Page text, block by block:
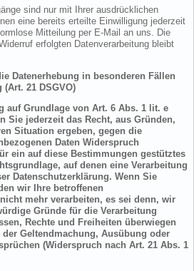
sind nur mit Ihrer ausdrücklichen
eine bereits erteilte Einwilligung jederzeit
Mitteilung per E-Mail an uns. Die
erfolgten Datenverarbeitung bleibt
Datenerhebung in besonderen Fällen
21 DSGVO)
auf Grundlage von Art. 6 Abs. 1 lit. e
Sie jederzeit das Recht, aus Gründen,
Situation ergeben, gegen die
Daten Widerspruch
ein auf diese Bestimmungen gestütztes
auf denen eine Verarbeitung
Datenschutzerklärung. Wenn Sie
wir Ihre betroffenen
mehr verarbeiten, es sei denn, wir
Gründe für die Verarbeitung
Rechte und Freiheiten überwiegen
Geltendmachung, Ausübung oder
(Widerspruch nach Art. 21 Abs. 1